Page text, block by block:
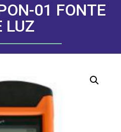
01 FONTE
LUZ